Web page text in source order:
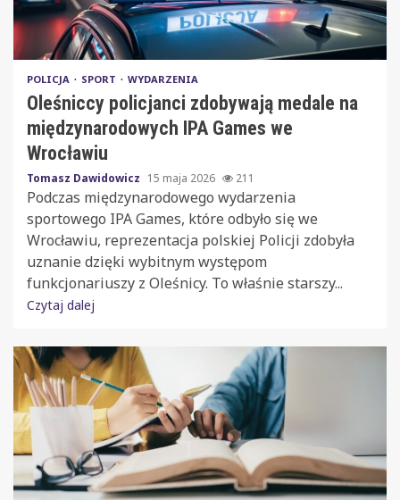
POLICJA SPORT WYDARZENIA
Oleśniccy policjanci zdobywają medale na
międzynarodowych IPA Games we
Wrocławiu
Tomasz Dawidowicz 15 maja 2026 211
Podczas międzynarodowego wydarzenia
sportowego IPA Games, które odbyło się we
Wrocławiu, reprezentacja polskiej Policji zdobyła
uznanie dzięki wybitnym występom
funkcjonariuszy z Oleśnicy. To właśnie starszy...
Czytaj dalej